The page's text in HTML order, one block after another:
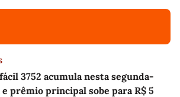
3752 acumula nesta segunda-
prêmio principal sobe para R$ 5